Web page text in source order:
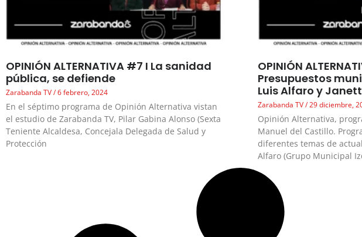
OPINIÓN ALTERNATIVA #7 I La sanidad
pública, se defiende
Zarabanda TV 6 febrero, 2024
En el séptimo programa de Opinión Alternativa vistan
el estudio de Zarabanda TV, Pilar Gabina Alonso (Sexta
Teniente Alcaldesa, Concejala Delegada de Salud y
Protección
OPINIÓN
Presupuestos
Luis Alfaro y
Zarabanda TV 29 diciembre,
Opinión Alternativa,
Manuel del Castillo.
diferentes temas de
Alfaro (Grupo Municipal